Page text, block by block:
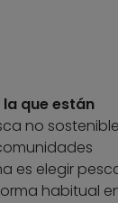
que están
no
es elegir
habitual